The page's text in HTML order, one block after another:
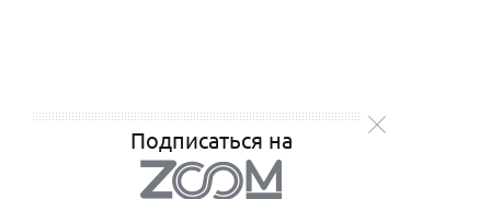
Подписаться на